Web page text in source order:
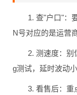
1. 查"户口"：
N号对应的是运营
2. 测速度：别
g测试，延时波动
3. 看售后：重